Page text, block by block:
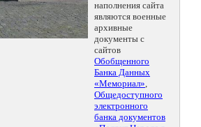
наполнения сайта
являются военные
архивные
документы с
сайтов
Обобщенного
Банка Данных
«Мемориал»,
Общедоступного
электронного
банка документов